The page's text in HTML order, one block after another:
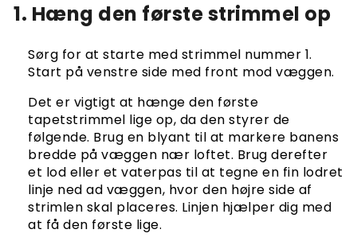
1. Hæng den første strimmel op
Sørg for at starte med strimmel nummer 1.
Start på venstre side med front mod væggen.
Det er vigtigt at hænge den første
tapetstrimmel lige op, da den styrer de
følgende. Brug en blyant til at markere banens
bredde på væggen nær loftet. Brug derefter
et lod eller et vaterpas til at tegne en fin lodret
linje ned ad væggen, hvor den højre side af
strimlen skal placeres. Linjen hjælper dig med
at få den første lige.